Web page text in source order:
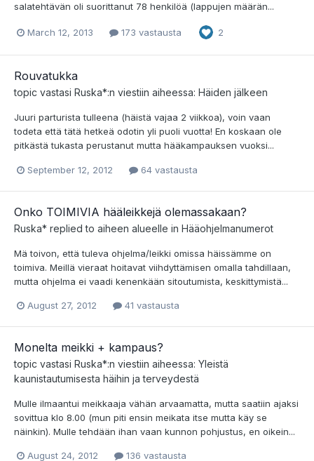
salatehtävän oli suorittanut 78 henkilöä (lappujen määrän...
March 12, 2013 173 vastausta 2
Rouvatukka
topic vastasi Ruska*:n viestiin aiheessa: Häiden jälkeen
Juuri parturista tulleena (häistä vajaa 2 viikkoa), voin vaan
todeta että tätä hetkeä odotin yli puoli vuotta! En koskaan ole
pitkästä tukasta perustanut mutta hääkampauksen vuoksi...
September 12, 2012 64 vastausta
Onko TOIMIVIA hääleikkejä olemassakaan?
Ruska* replied to aiheen alueelle in Hääohjelmanumerot
Mä toivon, että tuleva ohjelma/leikki omissa häissämme on
toimiva. Meillä vieraat hoitavat viihdyttämisen omalla tahdillaan,
mutta ohjelma ei vaadi kenenkään sitoutumista, keskittymistä...
August 27, 2012 41 vastausta
Monelta meikki + kampaus?
topic vastasi Ruska*:n viestiin aiheessa: Yleistä
kaunistautumisesta häihin ja terveydestä
Mulle ilmaantui meikkaaja vähän arvaamatta, mutta saatiin ajaksi
sovittua klo 8.00 (mun piti ensin meikata itse mutta käy se
näinkin). Mulle tehdään ihan vaan kunnon pohjustus, en oikein...
August 24, 2012 136 vastausta